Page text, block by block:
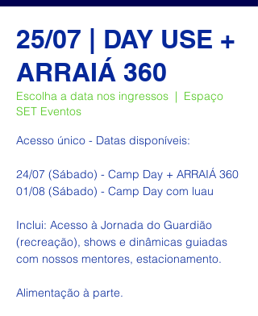
25/07 | DAY USE +
ARRAIÁ 360
Escolha a data nos ingressos
  |
Espaço
SET Eventos
Acesso único - Datas disponíveis:
24/07 (Sábado) - Camp Day + ARRAIÁ 360
01/08 (Sábado) - Camp Day com luau
Inclui: Acesso à Jornada do Guardião
(recreação), shows e dinâmicas guiadas
com nossos mentores, estacionamento.
Alimentação à parte.